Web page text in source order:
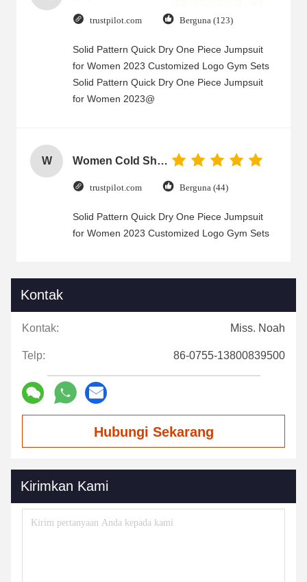
trustpilot.com Berguna (123)
Solid Pattern Quick Dry One Piece Jumpsuit
for Women 2023 Customized Logo Gym Sets
Solid Pattern Quick Dry One Piece Jumpsuit
for Women 2023@
W Women Cold Shoulder V Neck Rayon Blouse
trustpilot.com Berguna (44)
Solid Pattern Quick Dry One Piece Jumpsuit
for Women 2023 Customized Logo Gym Sets
Kontak
Kontak: Miss. Noah
Telp: 86-0755-13800839500
Hubungi Sekarang
Kirimkan Kami